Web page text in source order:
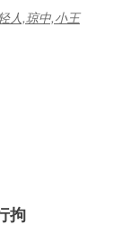
人,琼中,小王
拘